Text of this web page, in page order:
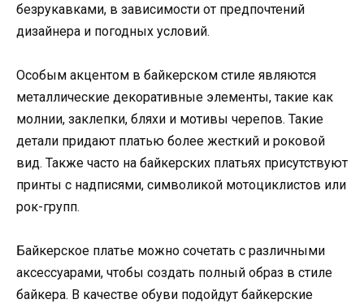
безрукавками, в зависимости от предпочтений
дизайнера и погодных условий.
Особым акцентом в байкерском стиле являются
металлические декоративные элементы, такие как
молнии, заклепки, бляхи и мотивы черепов. Такие
детали придают платью более жесткий и роковой
вид. Также часто на байкерских платьях присутствуют
принты с надписями, символикой мотоциклистов или
рок-групп.
Байкерское платье можно сочетать с различными
аксессуарами, чтобы создать полный образ в стиле
байкера. В качестве обуви подойдут байкерские